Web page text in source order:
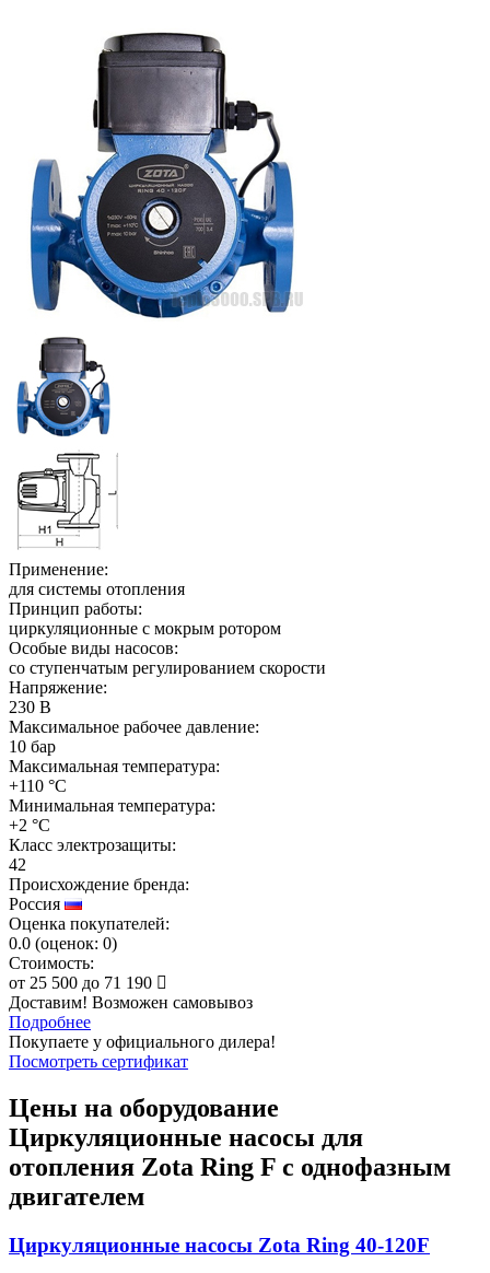
Применение:
для системы отопления
Принцип работы:
циркуляционные с мокрым ротором
Особые виды насосов:
со ступенчатым регулированием скорости
Напряжение:
230 В
Максимальное рабочее давление:
10 бар
Максимальная температура:
+110 °C
Минимальная температура:
+2 °C
Класс электрозащиты:
42
Происхождение бренда:
Россия
Оценка покупателей:
0.0 (оценок: 0)
Стоимость:
от 25 500 до 71 190
Доставим! Возможен самовывоз
Подробнее
Покупаете у официального дилера!
Посмотреть сертификат
Цены на оборудование
Циркуляционные насосы для
отопления Zota Ring F с однофазным
двигателем
Циркуляционные насосы Zota Ring 40-120F